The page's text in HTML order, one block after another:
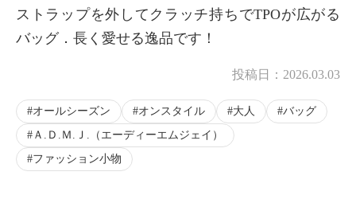
ストラップを外してクラッチ持ちでTPOが広がる
バッグ．長く愛せる逸品です！
投稿日： 2026.03.03
オールシーズン オンスタイル 大人
バッグ
Ａ.Ｄ.Ｍ.Ｊ.（エーディーエムジェイ）
ファッション小物